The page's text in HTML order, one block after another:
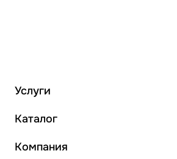
Услуги
Каталог
Компания